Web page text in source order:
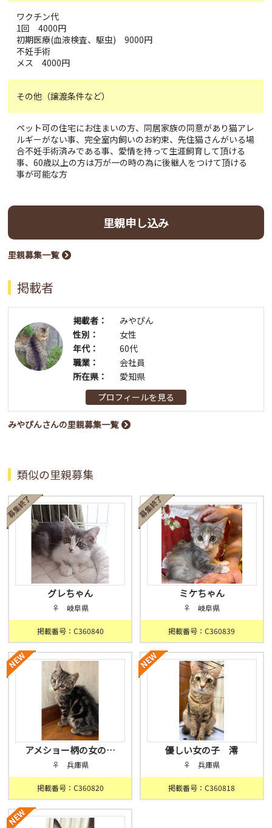
ワクチン代
1回 4000円
初期医療(血液検査、駆虫) 9000円
不妊手術
メス 4000円
その他（譲渡条件など）
ペット可の住宅にお住まいの方、同居家族の同意があり猫アレ
ルギーがない事、完全室内飼いのお約束、先住猫さんがいる場
合不妊手術済みである事、愛情を持って生涯飼育して頂ける
事、60歳以上の方は万が一の時の為に後継人をつけて頂ける
事が可能な方
里親申し込み
里親募集一覧
掲載者
掲載者：
みやぴん
性別：
女性
年代：
60代
職業：
会社員
所在県：
愛知県
プロフィールを見る
みやぴんさんの里親募集一覧
類似の里親募集
グレちゃん
♀ 岐阜県
掲載番号：C360840
ミケちゃん
♀ 岐阜県
掲載番号：C360839
アメショー柄の女の…
♀ 兵庫県
掲載番号：C360820
優しい女の子 澪
♀ 兵庫県
掲載番号：C360818